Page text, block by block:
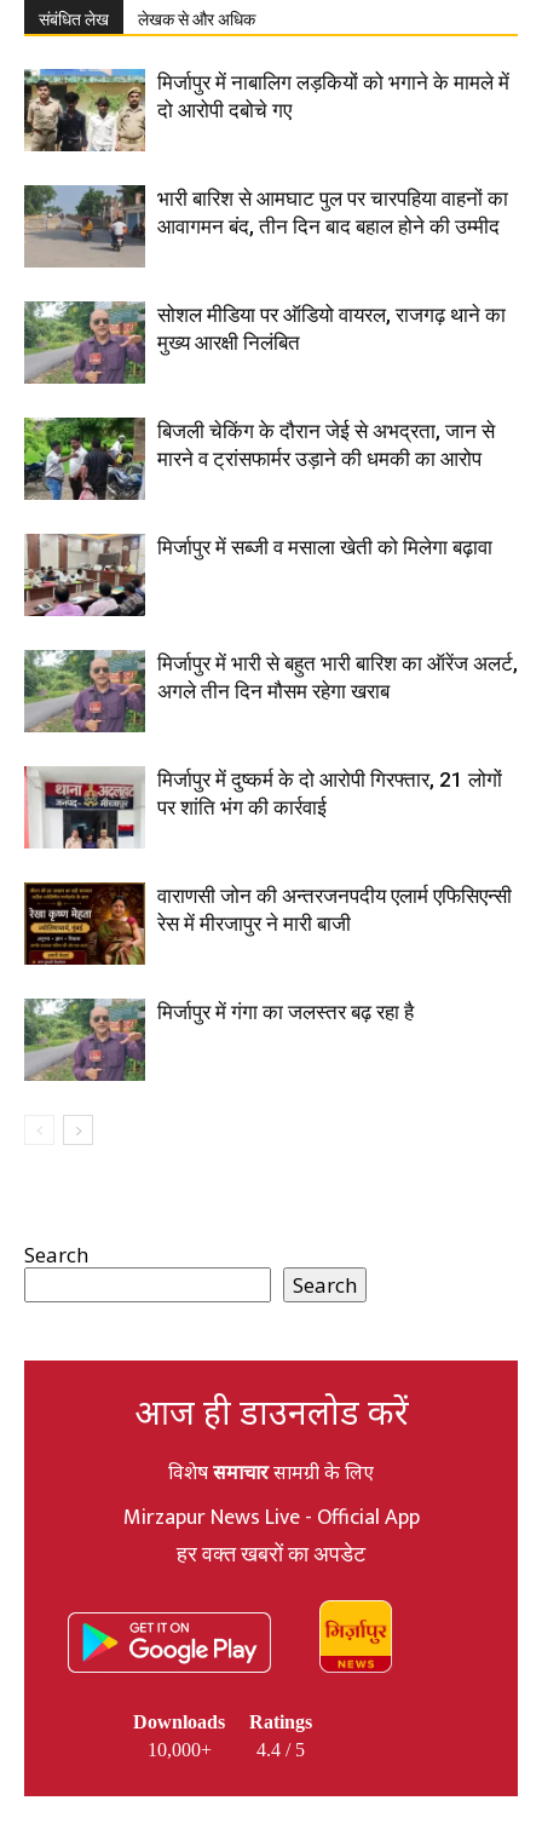
संबंधित लेख लेखक से और अधिक
मिर्जापुर में नाबालिग लड़कियों को भगाने के मामले में
दो आरोपी दबोचे गए
भारी बारिश से आमघाट पुल पर चारपहिया वाहनों का
आवागमन बंद, तीन दिन बाद बहाल होने की उम्मीद
सोशल मीडिया पर ऑडियो वायरल, राजगढ़ थाने का
मुख्य आरक्षी निलंबित
बिजली चेकिंग के दौरान जेई से अभद्रता, जान से
मारने व ट्रांसफार्मर उड़ाने की धमकी का आरोप
मिर्जापुर में सब्जी व मसाला खेती को मिलेगा बढ़ावा
मिर्जापुर में भारी से बहुत भारी बारिश का ऑरेंज अलर्ट,
अगले तीन दिन मौसम रहेगा खराब
मिर्जापुर में दुष्कर्म के दो आरोपी गिरफ्तार, 21 लोगों
पर शांति भंग की कार्रवाई
वाराणसी जोन की अन्तरजनपदीय एलार्म एफिसिएन्सी
रेस में मीरजापुर ने मारी बाजी
मिर्जापुर में गंगा का जलस्तर बढ़ रहा है
Search
Search
आज ही डाउनलोड करें
विशेषसमाचारसामग्री के लिए
Mirzapur News Live - Official App
हर वक्त खबरों का अपडेट
Downloads
10,000+
Ratings
4.4 / 5